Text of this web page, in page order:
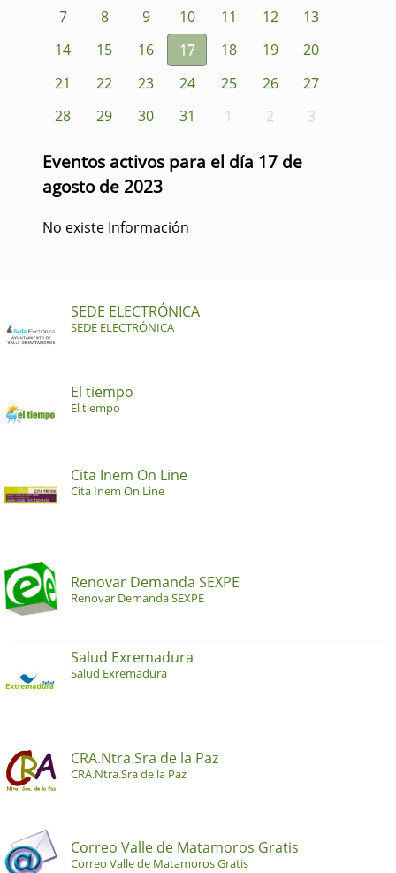
7
8 9 10 11 12
13
14
15 16 17 18 19
20
21
22 23 24 25 26
27
28
29 30 31 1 2 3
Eventos activos para el día 17 de
agosto de 2023
No existe Información
SEDE ELECTRÓNICA
SEDE ELECTRÓNICA
El tiempo
El tiempo
Cita Inem On Line
Cita Inem On Line
Renovar Demanda SEXPE
Renovar Demanda SEXPE
Salud Exremadura
Salud Exremadura
CRA.Ntra.Sra de la Paz
CRA.Ntra.Sra de la Paz
Correo Valle de Matamoros Gratis
Correo Valle de Matamoros Gratis